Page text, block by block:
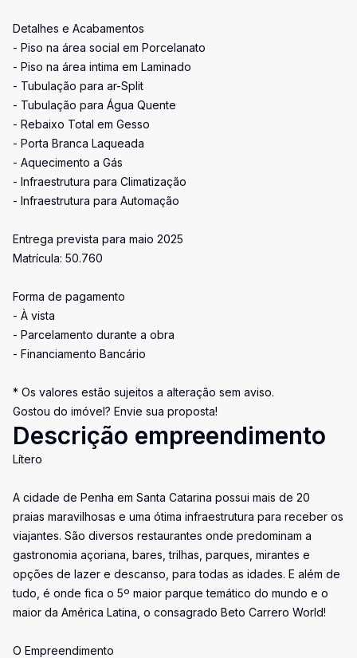
Detalhes e Acabamentos
- Piso na área social em Porcelanato
- Piso na área intima em Laminado
- Tubulação para ar-Split
- Tubulação para Água Quente
- Rebaixo Total em Gesso
- Porta Branca Laqueada
- Aquecimento a Gás
- Infraestrutura para Climatização
- Infraestrutura para Automação
Entrega prevista para maio 2025
Matrícula: 50.760
Forma de pagamento
- À vista
- Parcelamento durante a obra
- Financiamento Bancário
* Os valores estão sujeitos a alteração sem aviso.
Gostou do imóvel? Envie sua proposta!
Descrição empreendimento
Lítero
A cidade de Penha em Santa Catarina possui mais de 20
praias maravilhosas e uma ótima infraestrutura para receber os
viajantes. São diversos restaurantes onde predominam a
gastronomia açoriana, bares, trilhas, parques, mirantes e
opções de lazer e descanso, para todas as idades. E além de
tudo, é onde fica o 5º maior parque temático do mundo e o
maior da América Latina, o consagrado Beto Carrero World!
O Empreendimento